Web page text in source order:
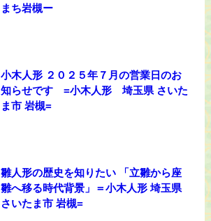
まち岩槻ー
小木人形 ２０２５年７月の営業日のお
知らせです =小木人形 埼玉県 さいた
ま市 岩槻=
雛人形の歴史を知りたい 「立雛から座
雛へ移る時代背景」＝小木人形 埼玉県
さいたま市 岩槻=